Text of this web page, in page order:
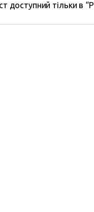
доступний тільки в